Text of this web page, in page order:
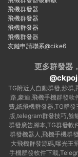
飛機群發器
飛機群發器
飛機群發器
飛機群發器
友鏈申請聯系@cike6
更多群發器
TG附近人自動群發,炒群
路,豪迪,飛機手機群發
費,紙飛機群發器,TG群
版,telegram群發技巧,餘
群發廣告腳本,TG群發軟
群發機器人,飛機手機群
大飛機群發源碼,曝光王
手機群發軟件下載